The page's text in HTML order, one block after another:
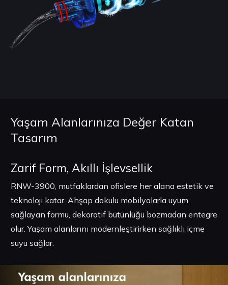
Yaşam Alanlarınıza Değer Katan
Tasarım
Zarif Form, Akıllı İşlevsellik
RNW-3900, mutfaklardan ofislere her alana estetik ve
teknoloji katar. Ahşap dokulu mobilyalarla uyum
sağlayan formu, dekoratif bütünlüğü bozmadan entegre
olur. Yaşam alanlarını modernleştirirken sağlıklı içme
suyu sağlar.